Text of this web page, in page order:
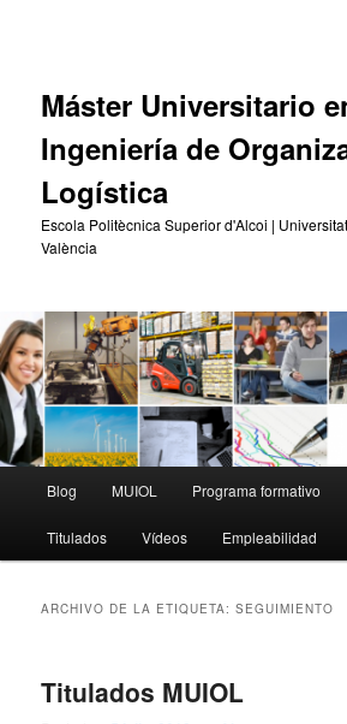
Máster Universitario
Ingeniería de
Logística
Escola Politècnica Superior d'Alcoi |
València
principal
Blog MUIOL Programa formativo
Titulados Vídeos Empleabilidad
ARCHIVO DE LA ETIQUETA:SEGUIMIENTO
Titulados MUIOL